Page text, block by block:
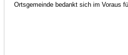
Ortsgemeinde bedankt sich im Voraus